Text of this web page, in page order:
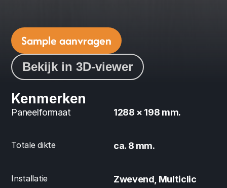
Sample aanvragen
Bekijk in 3D-viewer
Kenmerken
Paneelformaat 1288 × 198 mm.
Totale dikte ca. 8 mm.
Installatie Zwevend, Multiclic